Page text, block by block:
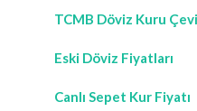
TCMB Döviz Kuru
Eski Döviz Fiyatları
Canlı Sepet Kur Fiyatı